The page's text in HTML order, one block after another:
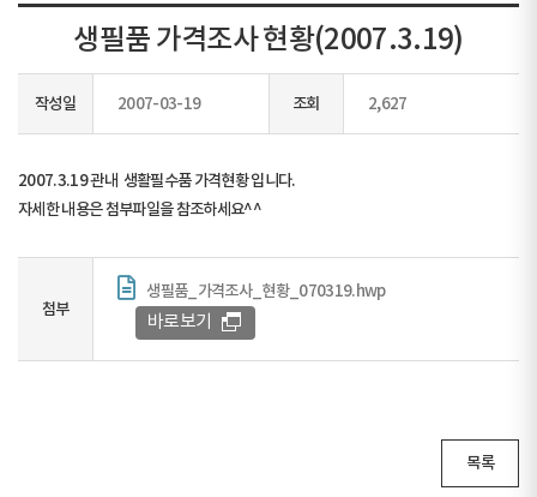
생필품 가격조사 현황(2007.3.19)
작성일 2007-03-19 조회 2,627
2007.3.19 관내 생활필수품 가격현황 입니다.
자세한 내용은 첨부파일을 참조하세요^^
첨부
생필품_가격조사_현황_070319.hwp
바로보기
목록